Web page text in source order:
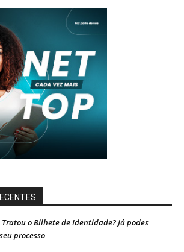
Tratou o Bilhete de Identidade? Já podes
processo